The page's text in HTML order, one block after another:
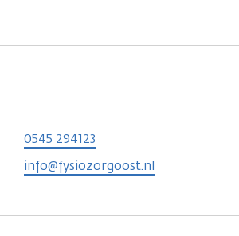
0545 294123
info@fysiozorgoost.nl